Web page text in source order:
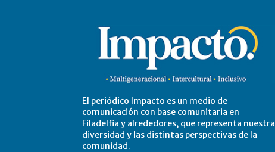
El periódico Impacto es un medio de
comunicación con base comunitaria en
Filadelfia y alrededores, que representa nuestra
diversidad y las distintas perspectivas de la
comunidad.